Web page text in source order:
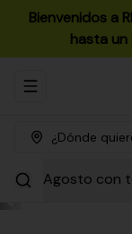
Bienvenidos a
hasta
Abrir menu de
¿Dónde
Agosto con